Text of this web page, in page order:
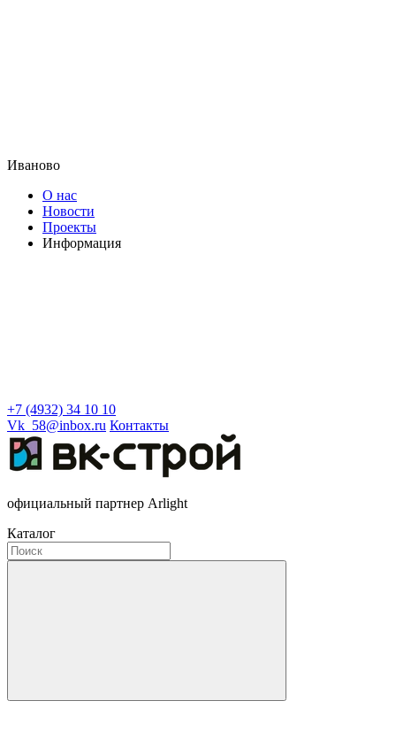
Иваново
О нас
Новости
Проекты
Информация
+7 (4932) 34 10 10
Vk_58@inbox.ru Контакты
официальный партнер Arlight
Каталог